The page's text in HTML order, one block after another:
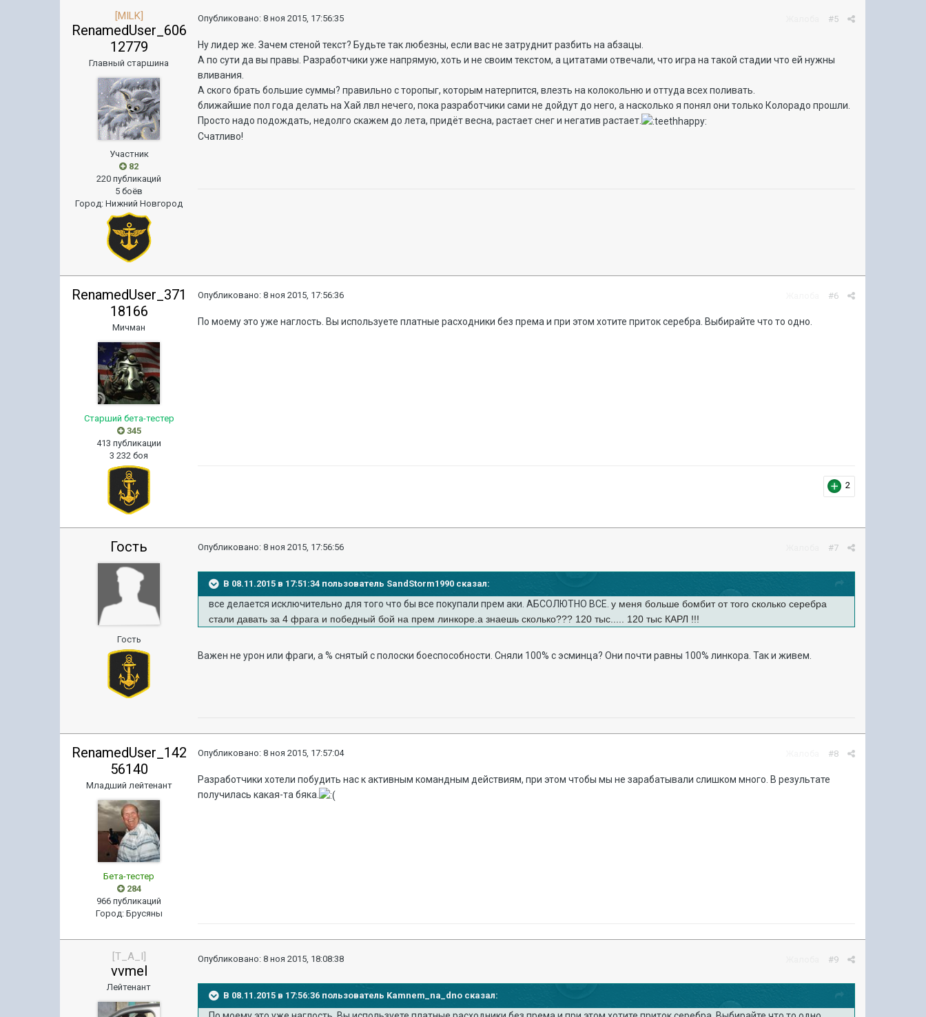
[MILK]
RenamedUser_606
12779
Главный старшина
Участник
82
220 публикаций
5 боёв
Город:Нижний Новгород
#5
Опубликовано:8 ноя 2015, 17:56:35
Ну лидер же. Зачем стеной текст? Будьте так любезны, если вас не затруднит разбить на абзацы.
А по сути да вы правы. Разработчики уже напрямую, хоть и не своим текстом, а цитатами отвечали, что игра на такой стадии что ей нужны
вливания.
А ского брать большие суммы? правильно с торопыг, которым натерпится, влезть на колокольню и оттуда всех поливать.
ближайшие пол года делать на Хай лвл нечего, пока разработчики сами не дойдут до него, а насколько я понял они только Колорадо прошли.
Просто надо подождать, недолго скажем до лета, придёт весна, растает снег и негатив растает.
Счатливо!
RenamedUser_371
18166
Мичман
Старший бета-тестер
345
413 публикации
3 232 боя
#6
Опубликовано:8 ноя 2015, 17:56:36
По моему это уже наглость. Вы используете платные расходники без према и при этом хотите приток серебра. Выбирайте что то одно.
2
Гость
Гость
#7
Опубликовано:8 ноя 2015, 17:56:56
В 08.11.2015 в 17:51:34 пользователь SandStorm1990 сказал:
все делается исключительно для того что бы все покупали прем аки. АБСОЛЮТНО ВСЕ.у меня больше бомбит от того сколько серебра
стали давать за 4 фрага и победный бой на прем линкоре.а знаешь сколько??? 120 тыс..... 120 тыс КАРЛ !!!
Важен не урон или фраги, а % снятый с полоски боеспособности. Сняли 100% с эсминца? Они почти равны 100% линкора. Так и живем.
RenamedUser_142
56140
Младший лейтенант
Бета-тестер
284
966 публикаций
Город: Брусяны
#8
Опубликовано:8 ноя 2015, 17:57:04
Разработчики хотели побудить нас к активным командным действиям, при этом чтобы мы не зарабатывали слишком много. В результате
получилась какая-та бяка.
[T_A_I]
vvmel
Лейтенант
#9
Опубликовано:8 ноя 2015, 18:08:38
В 08.11.2015 в 17:56:36 пользователь Kamnem_na_dno сказал: